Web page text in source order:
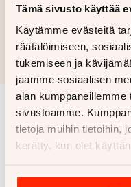
Tämä sivusto käyttää
Käytämme evästeitä
räätälöimiseen,
tukemiseen ja
jaamme sosiaalisen
alan
sivustoamme.
tietoja muihin tietoihin,
kerätty, kun olet
Hae
Rahoituslaskelma on
Katso kaikki